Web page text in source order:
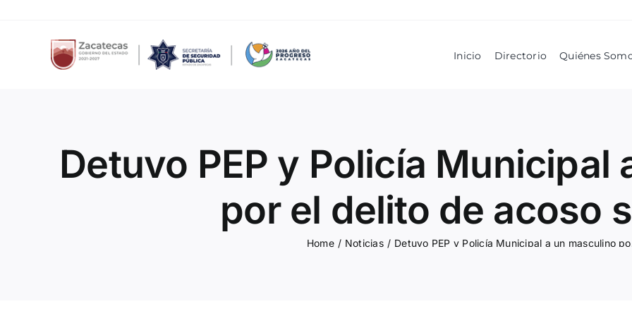
Inicio Directorio Quiénes
Detuvo PEP y Policía Municipal
por el delito de acoso
Home / Noticias /